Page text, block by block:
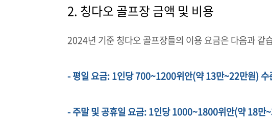
2. 칭다오 골프장 금액 및 비용
2024년 기준 칭다오 골프장들의 이용 요금은 다음과 같
- 평일 요금: 1인당 700~1200위안(약 13만~22만원) 수
- 주말 및 공휴일 요금: 1인당 1000~1800위안(약 18만